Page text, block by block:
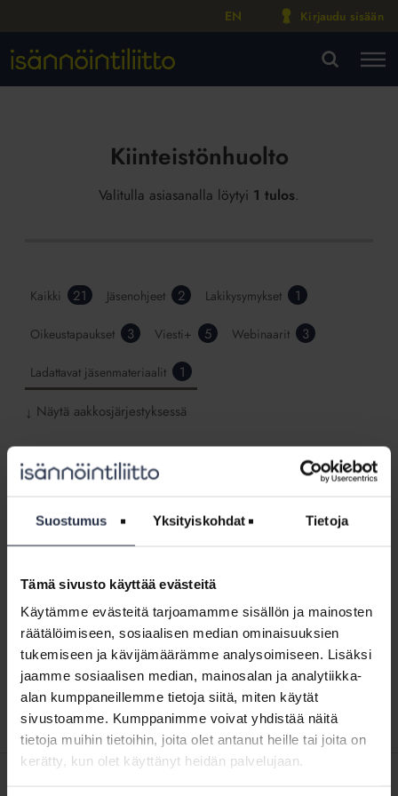
Suostumus Yksityiskohdat Tietoja
Tämä sivusto käyttää evästeitä
Käytämme evästeitä tarjoamamme sisällön ja mainosten
räätälöimiseen, sosiaalisen median ominaisuuksien
tukemiseen ja kävijämäärämme analysoimiseen. Lisäksi
jaamme sosiaalisen median, mainosalan ja analytiikka-
alan kumppaneillemme tietoja siitä, miten käytät
sivustoamme. Kumppanimme voivat yhdistää näitä
tietoja muihin tietoihin, joita olet antanut heille tai joita on
kerätty, kun olet käyttänyt heidän palvelujaan.
EN Kirjaudu sisään
Kiinteistönhuolto
Valitulla asiasanalla löytyi 1 tulos.
Kaikki 21 Jäsenohjeet 2 Lakikysymykset 1
Oikeustapaukset 3 Viesti+ 5 Webinaarit 3
Ladattavat jäsenmateriaalit 1
↓ Näytä aakkosjärjestyksessä
Ohje
ja
raporttimalli
vahinkoselvityksistä
ja
(lisäpalvelu)
Ohje ja raporttimalli rakennusten
LADATTAVAT JÄSENMATERIAALIT
Ohje opastaa selvittämään vahinkoihin liittyvät
mahdollisimman selvää, mitä vahinko on aiheuttanut ja
viemäri-, palo- ja suurvahingot sekä vahingot
rakentamisen aikana.
Sisältö:
Rakennusten vahinkoselvitykset ja korjaaminen